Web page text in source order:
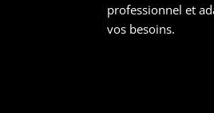
professionnel et
vos besoins.